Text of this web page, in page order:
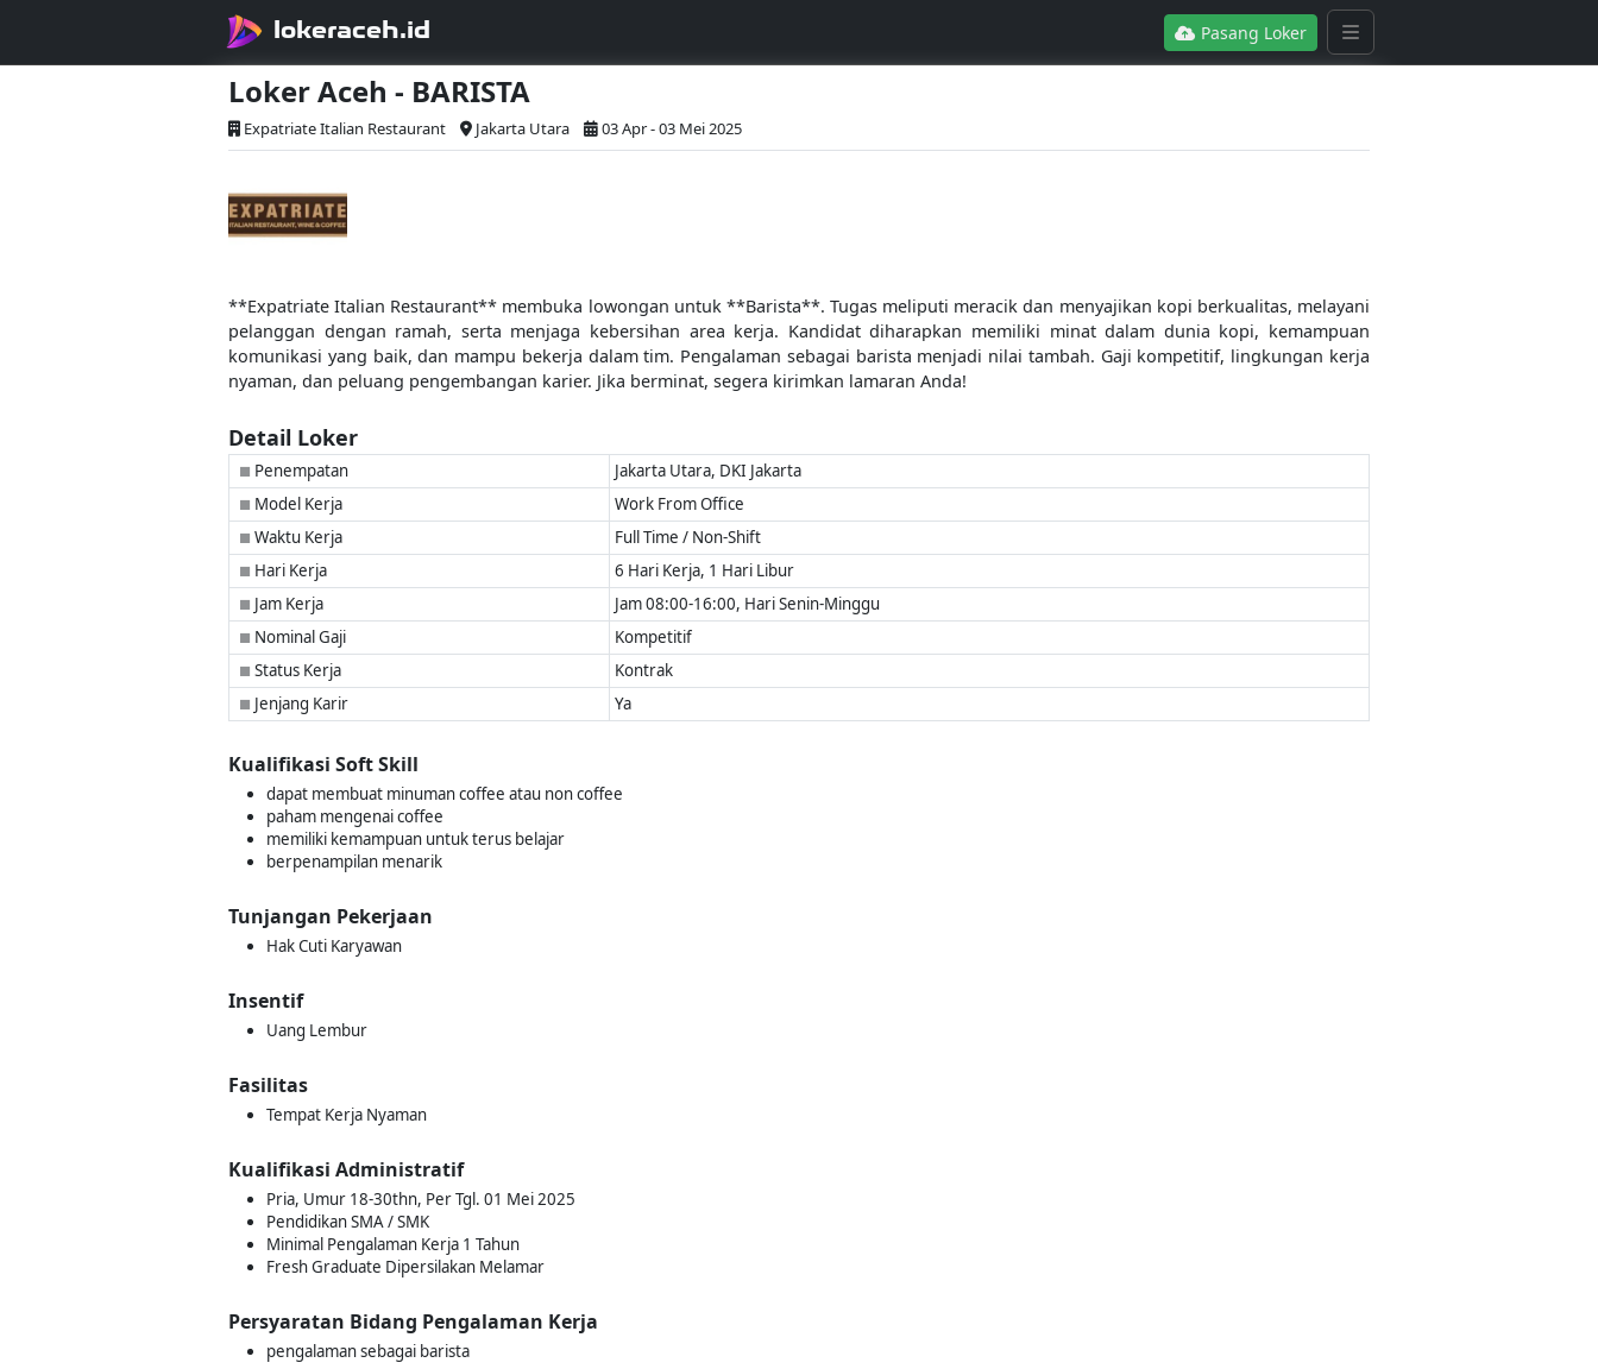
lokeraceh.id Pasang Loker
Loker Aceh - BARISTA
Expatriate Italian Restaurant Jakarta Utara 03 Apr - 03 Mei 2025
**Expatriate Italian Restaurant** membuka lowongan untuk **Barista**. Tugas meliputi meracik dan menyajikan kopi berkualitas, melayani
pelanggan dengan ramah, serta menjaga kebersihan area kerja. Kandidat diharapkan memiliki minat dalam dunia kopi, kemampuan
komunikasi yang baik, dan mampu bekerja dalam tim. Pengalaman sebagai barista menjadi nilai tambah. Gaji kompetitif, lingkungan kerja
nyaman, dan peluang pengembangan karier. Jika berminat, segera kirimkan lamaran Anda!
Detail Loker
■ Penempatan Jakarta Utara, DKI Jakarta
■ Model Kerja Work From Office
■ Waktu Kerja Full Time / Non-Shift
■ Hari Kerja 6 Hari Kerja, 1 Hari Libur
■ Jam Kerja Jam 08:00-16:00, Hari Senin-Minggu
■ Nominal Gaji Kompetitif
■ Status Kerja Kontrak
■ Jenjang Karir Ya
Kualifikasi Soft Skill
dapat membuat minuman coffee atau non coffee
paham mengenai coffee
memiliki kemampuan untuk terus belajar
berpenampilan menarik
Tunjangan Pekerjaan
Hak Cuti Karyawan
Insentif
Uang Lembur
Fasilitas
Tempat Kerja Nyaman
Kualifikasi Administratif
Pria, Umur 18-30thn, Per Tgl. 01 Mei 2025
Pendidikan SMA / SMK
Minimal Pengalaman Kerja 1 Tahun
Fresh Graduate Dipersilakan Melamar
Persyaratan Bidang Pengalaman Kerja
pengalaman sebagai barista